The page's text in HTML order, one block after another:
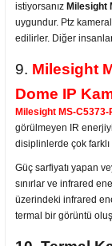
istiyorsanız Milesight
uygundur. Ptz
edilirler. Diğer
9. Milesight
Dome IP
Milesight MS-C5373-
görülmeyen IR
disiplinlerde çok farklı
Güç sarfiyatı yapan
sınırlar ve infrared
üzerindeki infrared
termal bir görüntü